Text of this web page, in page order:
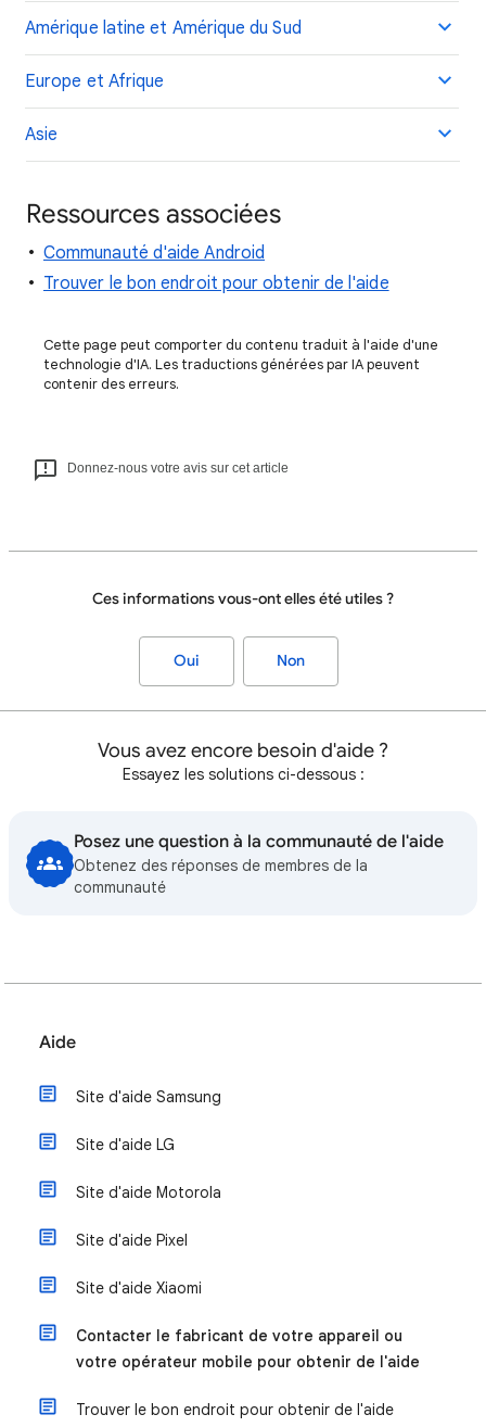
Amérique latine et Amérique du Sud
Europe et Afrique
Asie
Ressources associées
Communauté d'aide Android
Trouver le bon endroit pour obtenir de l'aide
Cette page peut comporter du contenu traduit à l'aide d'une
technologie d'IA. Les traductions générées par IA peuvent
contenir des erreurs.
Donnez-nous votre avis sur cet article
Ces informations vous-ont elles été utiles ?
Oui Non
Vous avez encore besoin d'aide ?
Essayez les solutions ci-dessous :
Posez une question à la communauté de l'aide
Obtenez des réponses de membres de la
communauté
Aide
Site d'aide Samsung
Site d'aide LG
Site d'aide Motorola
Site d'aide Pixel
Site d'aide Xiaomi
Contacter le fabricant de votre appareil ou
votre opérateur mobile pour obtenir de l'aide
Trouver le bon endroit pour obtenir de l'aide